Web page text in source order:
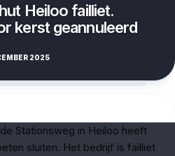
Heiloo failliet.
kerst geannuleerd
2025
Stationsweg in Heiloo heeft
sluiten. Het bedrijf is failliet